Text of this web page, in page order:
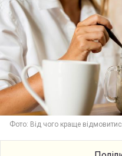
Фото: Від чого краще